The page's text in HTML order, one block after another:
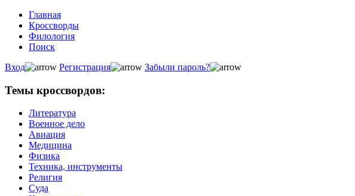
Главная
Кроссворды
Филология
Поиск
Вход
Регистрация Забыли пароль?
Темы кроссвордов:
Литература
Военное дело
Авиация
Медицина
Физика
Техника, инструменты
Религия
Суда